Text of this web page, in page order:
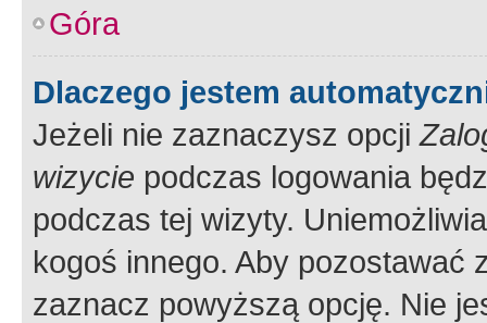
Góra
Dlaczego jestem
Jeżeli nie zaznaczysz opcji
wizycie podczas logowania
podczas tej wizyty.
kogoś innego. Aby pozostawać
zaznacz powyższą opcję. Nie